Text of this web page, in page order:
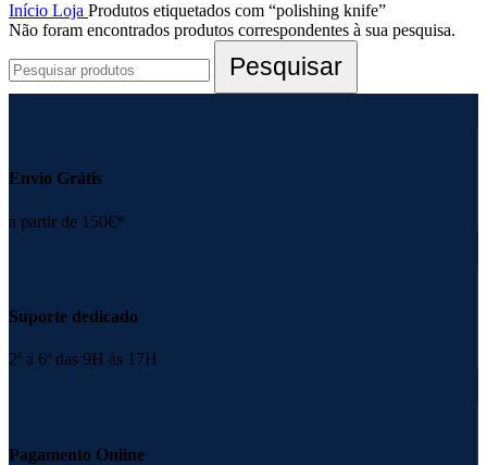
Início Loja Produtos etiquetados com “polishing knife”
Não foram encontrados produtos correspondentes à sua pesquisa.
Pesquisar
Envio Grátis
a partir de 150€*
Suporte dedicado
2ª a 6ª das 9H ás 17H
Pagamento Online